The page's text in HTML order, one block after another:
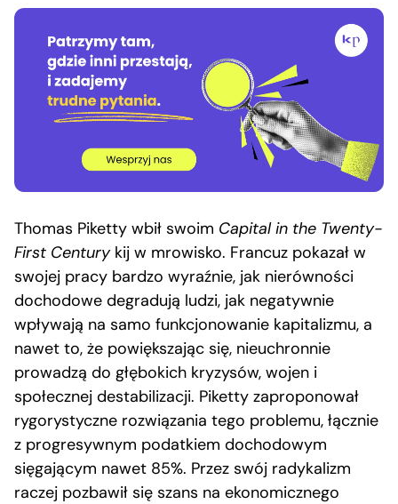
Thomas Piketty wbił swoim Capital in the Twenty-
First Centurykij w mrowisko. Francuz pokazał w
swojej pracy bardzo wyraźnie, jak nierówności
dochodowe degradują ludzi, jak negatywnie
wpływają na samo funkcjonowanie kapitalizmu, a
nawet to, że powiększając się, nieuchronnie
prowadzą do głębokich kryzysów, wojen i
społecznej destabilizacji. Piketty zaproponował
rygorystyczne rozwiązania tego problemu, łącznie
z progresywnym podatkiem dochodowym
sięgającym nawet 85%. Przez swój radykalizm
raczej pozbawił się szans na ekonomicznego